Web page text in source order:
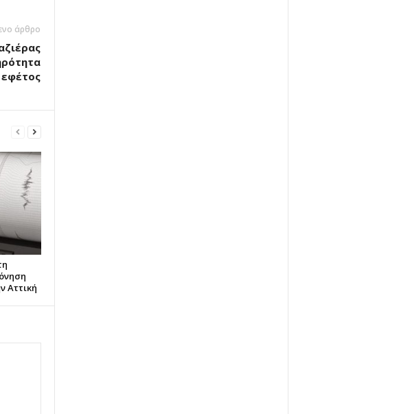
άρθρο
εφέτος
Αττική